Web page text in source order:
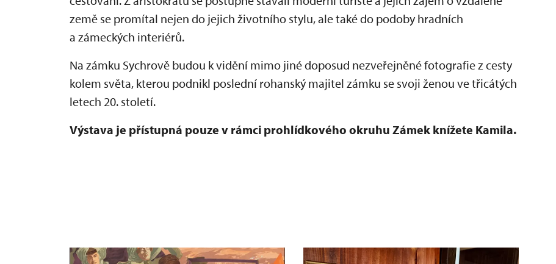
země se promítal nejen do jejich životního stylu, ale také do podoby hradních
a zámeckých interiérů.
Na zámku Sychrově budou k vidění mimo jiné doposud nezveřejněné fotografie z cesty
kolem světa, kterou podnikl poslední rohanský majitel zámku se svoji ženou ve třicátých
letech 20. století.
Výstava je přístupná pouze v rámci prohlídkového okruhu Zámek knížete Kamila.